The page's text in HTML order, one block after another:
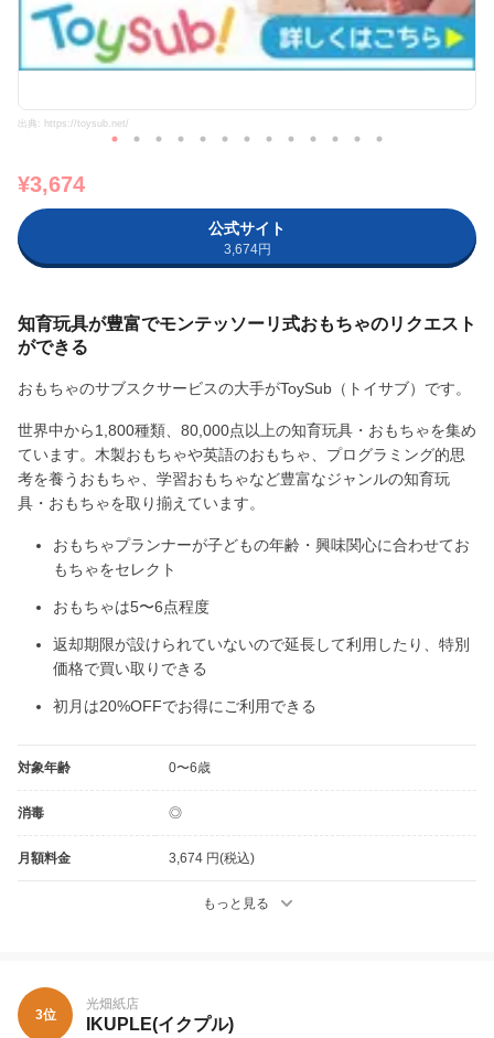
出典: https://toysub.net/
¥3,674
公式サイト
3,674円
知育玩具が豊富でモンテッソーリ式おもちゃのリクエスト
ができる
おもちゃのサブスクサービスの大手がToySub（トイサブ）です。
世界中から1,800種類、80,000点以上の知育玩具・おもちゃを集め
ています。木製おもちゃや英語のおもちゃ、プログラミング的思
考を養うおもちゃ、学習おもちゃなど豊富なジャンルの知育玩
具・おもちゃを取り揃えています。
おもちゃプランナーが子どもの年齢・興味関心に合わせてお
もちゃをセレクト
おもちゃは5〜6点程度
返却期限が設けられていないので延長して利用したり、特別
価格で買い取りできる
初月は20%OFFでお得にご利用できる
対象年齢 0〜6歳
消毒 ◎
月額料金 3,674 円(税込)
もっと見る
3位
光畑紙店
IKUPLE(イクプル)